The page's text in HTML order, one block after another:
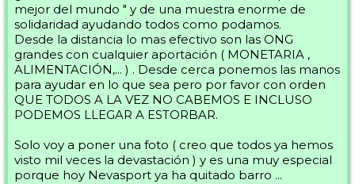
mejor del mundo " y de una muestra enorme de
solidaridad ayudando todos como podamos.
Desde la distancia lo mas efectivo son las ONG
grandes con cualquier aportación ( MONETARIA ,
ALIMENTACIÓN,... ) . Desde cerca ponemos las manos
para ayudar en lo que sea pero por favor con orden
QUE TODOS A LA VEZ NO CABEMOS E INCLUSO
PODEMOS LLEGAR A ESTORBAR.
Solo voy a poner una foto ( creo que todos ya hemos
visto mil veces la devastación ) y es una muy especial
porque hoy Nevasport ya ha quitado barro ...